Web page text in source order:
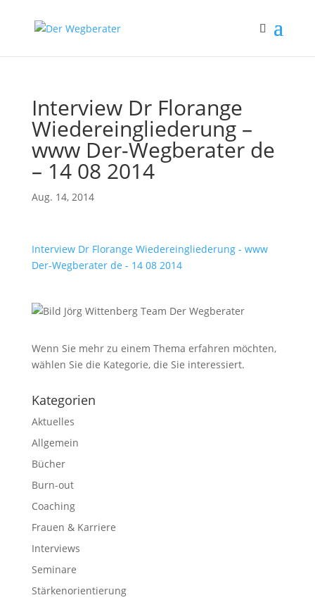
Interview Dr Florange
Wiedereingliederung –
www Der-Wegberater de
– 14 08 2014
Aug. 14, 2014
Interview Dr Florange Wiedereingliederung - www
Der-Wegberater de - 14 08 2014
Wenn Sie mehr zu einem Thema erfahren möchten,
wählen Sie die Kategorie, die Sie interessiert.
Kategorien
Aktuelles
Allgemein
Bücher
Burn-out
Coaching
Frauen & Karriere
Interviews
Seminare
Stärkenorientierung